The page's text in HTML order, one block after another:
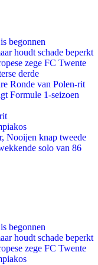
begonnen
houdt schade beperkt
zege FC Twente
derde
Ronde van Polen-rit
Formule 1-seizoen
Nooijen knap tweede
solo van 86
begonnen
houdt schade beperkt
zege FC Twente